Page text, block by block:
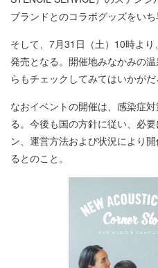
ブランドとのコラボグッズをいち
そして、7月31日（土）10時よ
発売となる。開催地みなかみの
らもチェックしてみてはいかがだ
なおイベントの開催は、感染症
る。今後も国の方針に従い、必
ン、運営方法および状況により
るとのこと。